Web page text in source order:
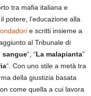
tra mafia italiana e
potere, l’educazione alla
e scritti insieme a
al Tribunale di
sangue“, “La malapianta”
“. Con uno stile a metà tra
della giustizia basata
come quella a cui lavora